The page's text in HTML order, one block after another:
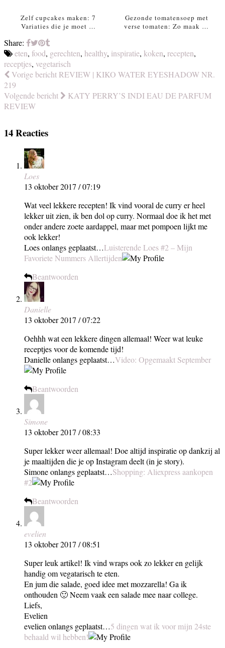
Zelf cupcakes maken: 7
Variaties die je moet …
Gezonde tomatensoep met
verse tomaten: Zo maak …
Share:
eten, food, gerechten, healthy, inspiratie, koken, recepten,
receptjes, vegetarisch
Vorige bericht REVIEW | KIKO WATER EYESHADOW NR.
219
Volgende bericht
KATY PERRY’S INDI EAU DE PARFUM
REVIEW
14 Reacties
Loes
13 oktober 2017 / 07:19
Wat veel lekkere recepten! Ik vind vooral de curry er heel
lekker uit zien, ik ben dol op curry. Normaal doe ik het met
onder andere zoete aardappel, maar met pompoen lijkt me
ook lekker!
Loes onlangs geplaatst…Luisterende Loes #2 – Mijn
Favoriete Nummers Allertijden
Beantwoorden
Danielle
13 oktober 2017 / 07:22
Oehhh wat een lekkere dingen allemaal! Weer wat leuke
receptjes voor de komende tijd!
Danielle onlangs geplaatst…Video: Opgemaakt September
Beantwoorden
Simone
13 oktober 2017 / 08:33
Super lekker weer allemaal! Doe altijd inspiratie op dankzij al
je maaltijden die je op Instagram deelt (in je story).
Simone onlangs geplaatst…Shopping: Aliexpress aankopen
#2
Beantwoorden
evelien
13 oktober 2017 / 08:51
Super leuk artikel! Ik vind wraps ook zo lekker en gelijk
handig om vegatarisch te eten.
En jum die salade, goed idee met mozzarella! Ga ik
onthouden 🙂 Neem vaak een salade mee naar college.
Liefs,
Evelien
evelien onlangs geplaatst…5 dingen wat ik voor mijn 24ste
behaald wil hebben!